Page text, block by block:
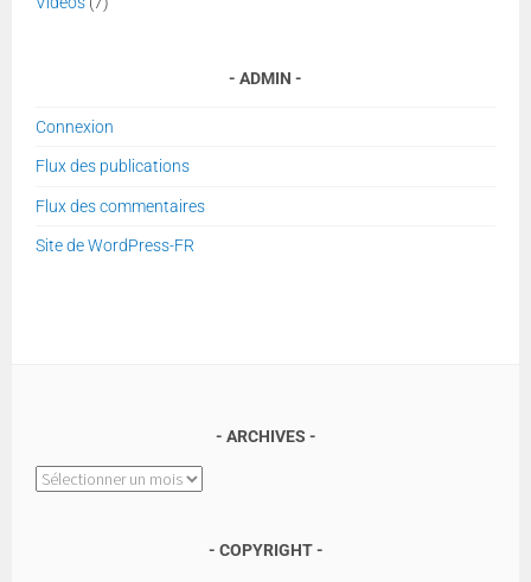
ADMIN
Connexion
Flux des publications
Flux des commentaires
Site de WordPress-FR
ARCHIVES
Archives
COPYRIGHT